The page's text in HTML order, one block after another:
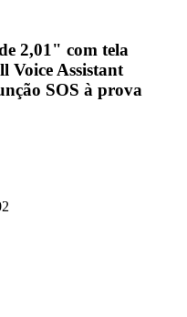
2,01" com tela
Assistant
SOS à prova